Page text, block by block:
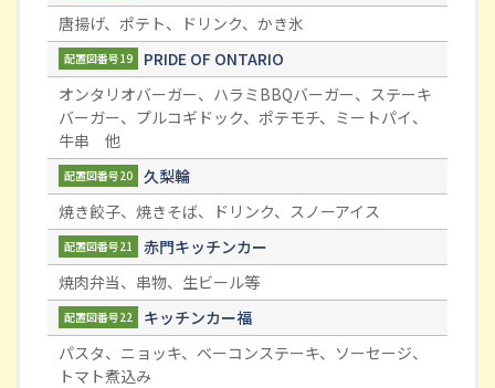
唐揚げ、ポテト、ドリンク、かき氷
配置図番号19
PRIDE OF ONTARIO
オンタリオバーガー、ハラミBBQバーガー、ステーキ
バーガー、プルコギドック、ポテモチ、ミートパイ、
牛串 他
配置図番号20
久梨輪
焼き餃子、焼きそば、ドリンク、スノーアイス
配置図番号21
赤門キッチンカー
焼肉弁当、串物、生ビール等
配置図番号22
キッチンカー福
パスタ、ニョッキ、ベーコンステーキ、ソーセージ、
トマト煮込み